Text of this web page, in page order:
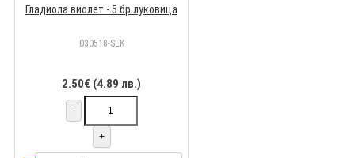
Гладиола виолет - 5 бр луковицa
030518-SEK
2.50€ (4.89 лв.)
-
+